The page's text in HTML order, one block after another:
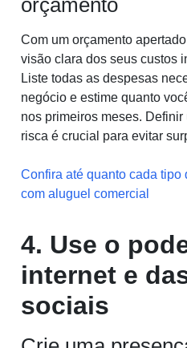
Com um orçamento
visão clara dos seus custos
Liste todas as despesas
negócio e estime quanto
nos primeiros meses.
risca é crucial para evitar
Confira até quanto cada tipo
com aluguel comercial
4. Use o
internet e
sociais